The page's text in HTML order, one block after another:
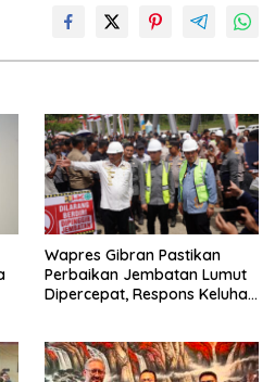
Wapres Gibran Pastikan
Perbaikan Jembatan Lumut
Dipercepat, Respons Keluhan